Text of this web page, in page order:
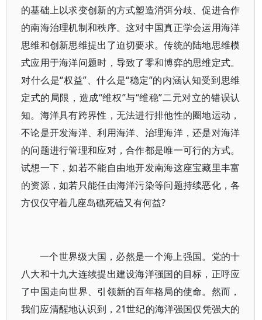
的基础上以求变创新的方式塑造消弭分歧、促进合作
的南海治理机制和秩序。这对中国真正学会运用海洋
思维和创新思维提出了迫切要求。传统的陆地思维模
式应用于海洋问题时，导致了零和博弈的思维定式。
对什么是“权益”、什么是“稳定”的内涵认知受到思维
定式的局限，造成“维权”与“维稳”二元对立的错误认
知。海洋具有跨界性，无法进行排他性的圈地运动，
不论是开发海洋、利用海洋、治理海洋，还是对海洋
的问题进行管理和应对，合作都是唯一可行的方式。
试想一下，如若不能自由地开发南海这座宝藏里丰富
的资源，如若只能任由海洋污染等问题持续恶化，各
方仅仅守着几座岛礁死磕又有何益?
一个世界级大国，必然是一个海上强国。党的十
八大和十九大连续提出建设海洋强国的目标，正呼应
了中国走向世界、引领新的百年格局的使命。然而，
我们应清醒地认识到，21世纪的海洋强国仅凭强大的